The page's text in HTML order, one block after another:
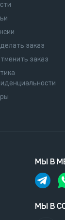
заказ
заказ
МЫ В
МЫ В